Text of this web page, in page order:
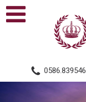
0586.839546